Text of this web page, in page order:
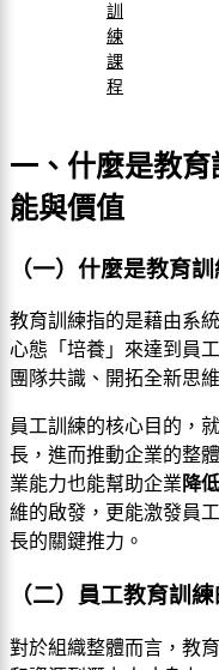
訓
練
課
程
一、什麼是教
能與價值
（一）什麼是教育
教育訓練指的是藉由系
心態「培養」來達到員
團隊共識、開拓全新思
員工訓練的核心目的，
長，進而推動企業的整
業能力也能幫助企業 降
維的啟發，更能激發員
長的關鍵推力。
（二）員工教育訓
對於組織整體而言， 教